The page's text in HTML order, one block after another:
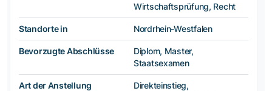
Wirtschaftsprüfung, Recht
Standorte in Nordrhein-Westfalen
Bevorzugte Abschlüsse
Diplom, Master,
Staatsexamen
Art der Anstellung
Direkteinstieg,